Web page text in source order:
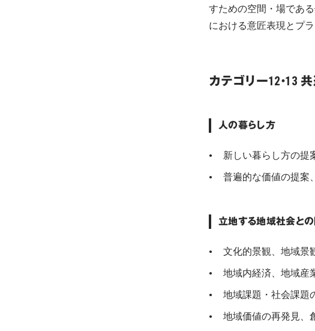
すための空間・場であ
における意匠表現とプ
カテゴリー12・13
人の暮らし方
新しい暮らし方の提
普遍的な価値の提案
立地する地域社会と
文化的景観、地域景
地域内経済、地域産
地域課題・社会課題
地域価値の再発見、